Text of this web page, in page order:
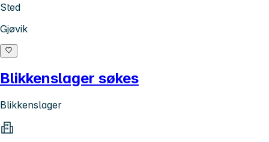
Sted
Gjøvik
Blikkenslager søkes
Blikkenslager